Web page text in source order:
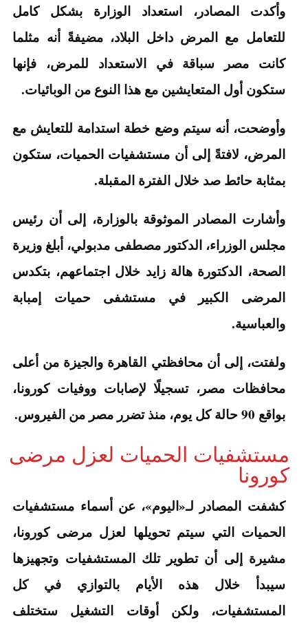
وأكدت المصادر، استعداد الوزارة بشكل كامل
للتعامل مع المرض داخل البلاد، مضيفةً أنه مثلما
كانت مصر سباقة في الاستعداد للمرض، فإنها
ستكون أول المتعايشين مع هذا النوع من الوبائيات.
وأوضحت، أنه سيتم وضع خطة استدامة للتعايش مع
المرض، لافتةً إلى أن مستشفيات الحميات، ستكون
بمثابة حائط صد خلال الفترة المقبلة.
وأشارت المصادر الموثوقة بالوزارة، إلى أن رئيس
مجلس الوزراء، الدكتور مصطفى مدبولي، أبلغ وزيرة
الصحة، الدكتورة هالة زايد خلال اجتماعهم، بتكدس
المرضى الكبير في مستشفى حميات إمبابة
والعباسية.
ولفتت، إلى أن محافظتي القاهرة والجيزة من أعلى
محافظات مصر، تسجيلًا لإصابات ووفيات كورونا،
بواقع 90 حالة كل يوم، منذ تضرر مصر من الفيروس.
مستشفيات الحميات لعزل مرضى
كورونا
كشفت المصادر لـ«اليوم»، عن أسماء مستشفيات
الحميات التي سيتم تحويلها لعزل مرضى كورونا،
مشيرة إلى أن تطوير تلك المستشفيات وتجهيزها
سيبدأ خلال هذه الأيام بالتوازي في كل
المستشفيات، ولكن أوقات التشغيل ستختلف